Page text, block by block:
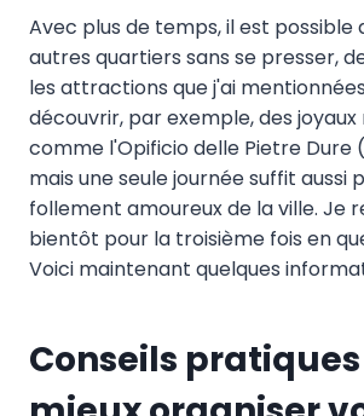
Avec plus de temps, il est possible
autres quartiers sans se presser,
les attractions que j'ai
découvrir, par exemple, des
comme l'Opificio delle Pietre Dure
mais une seule journée suffit aussi
follement amoureux de la ville. Je
bientôt pour la troisième fois en
Voici maintenant quelques
Conseils